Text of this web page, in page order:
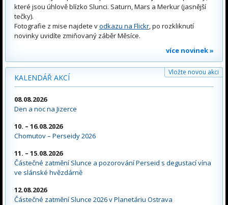
které jsou úhlově blízko Slunci. Saturn, Mars a Merkur (jasnější
tečky).
Fotografie z mise najdete vodkazu na Flickr, po rozkliknutí
novinky uvidíte zmiňovaný záběr Měsíce.
více novinek »
KALENDÁŘ AKCÍ
Vložte novou akci
08.08.2026
Den a noc na Jizerce
10. – 16.08.2026
Chomutov – Perseidy 2026
11. – 15.08.2026
Částečné zatmění Slunce a pozorování Perseid s degustací vína
ve slánské hvězdárně
12.08.2026
Částečné zatmění Slunce 2026 v Planetáriu Ostrava